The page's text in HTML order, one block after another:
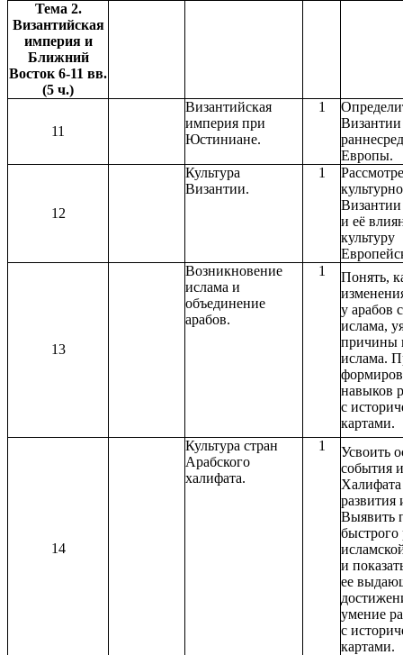
Тема 2.
Византийская
империя и
Ближний
Восток 6-11 вв.
(5 ч.)
11
Византийская
империя при
Юстиниане.
1
Европы.
12
Культура
Византии.
1
Византии
и её
культуру
13
Возникновение
ислама и
объединение
арабов.
1
Понять,
у арабов
ислама,
причины
ислама.
навыков
с
картами.
14
Культура стран
Арабского
халифата.
1
Усвоить
события
развития
Выявить
быстрого
и
ее
умение
с
картами.